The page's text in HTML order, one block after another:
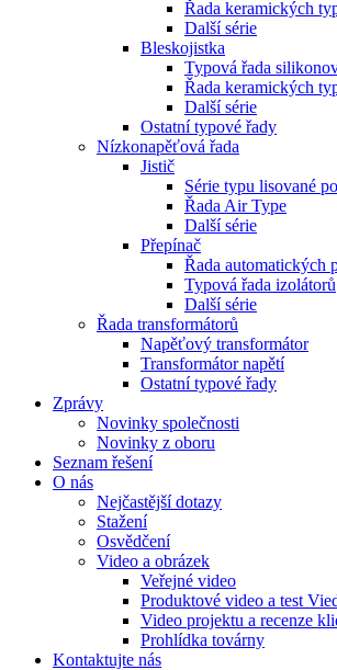
Řada keramických
Další série
Bleskojistka
Typová řada
Řada keramických
Další série
Ostatní typové řady
Nízkonapěťová řada
Jistič
Série typu lisované
Řada Air Type
Další série
Přepínač
Řada automatických
Typová řada izolátorů
Další série
Řada transformátorů
Napěťový transformátor
Transformátor napětí
Ostatní typové řady
Zprávy
Novinky společnosti
Novinky z oboru
Seznam řešení
O nás
Nejčastější dotazy
Stažení
Osvědčení
Video a obrázek
Veřejné video
Produktové video a test
Video projektu a recenze
Prohlídka továrny
Kontaktujte nás